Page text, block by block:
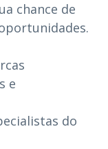
chance de
e
do